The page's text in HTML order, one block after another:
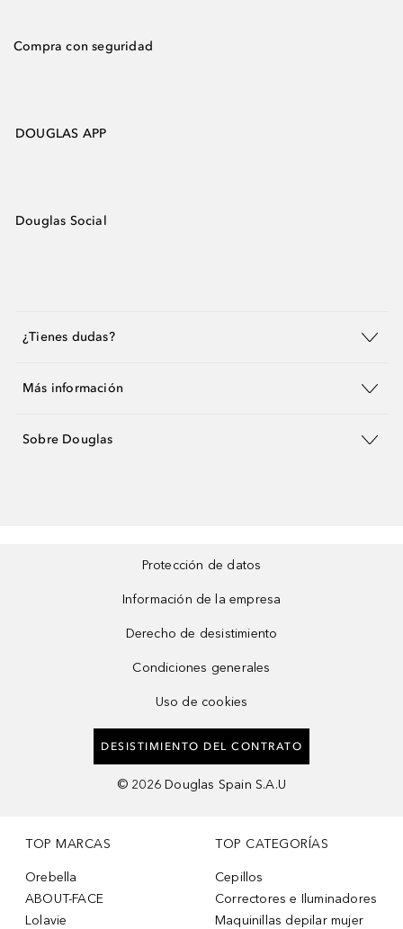
Compra con seguridad
DOUGLAS APP
Douglas Social
¿Tienes dudas?
Más información
Sobre Douglas
Protección de datos
Información de la empresa
Derecho de desistimiento
Condiciones generales
Uso de cookies
DESISTIMIENTO DEL CONTRATO
© 2026 Douglas Spain S.A.U
TOP MARCAS
Orebella
ABOUT-FACE
Lolavie
TOP CATEGORÍAS
Cepillos
Correctores e Iluminadores
Maquinillas depilar mujer